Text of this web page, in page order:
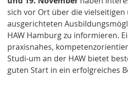
sich vor Ort über die
ausgerichteten
HAW Hamburg zu informieren.
praxisnahes,
Studi-um an der HAW bietet
guten Start in ein erfolgreiches